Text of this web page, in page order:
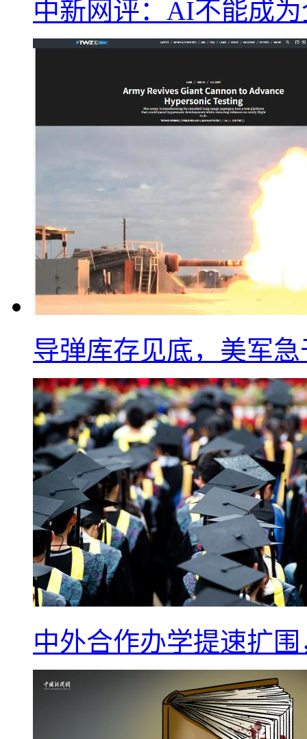
中新网评：AI不能成
导弹库存见底，美军
中外合作办学提速扩